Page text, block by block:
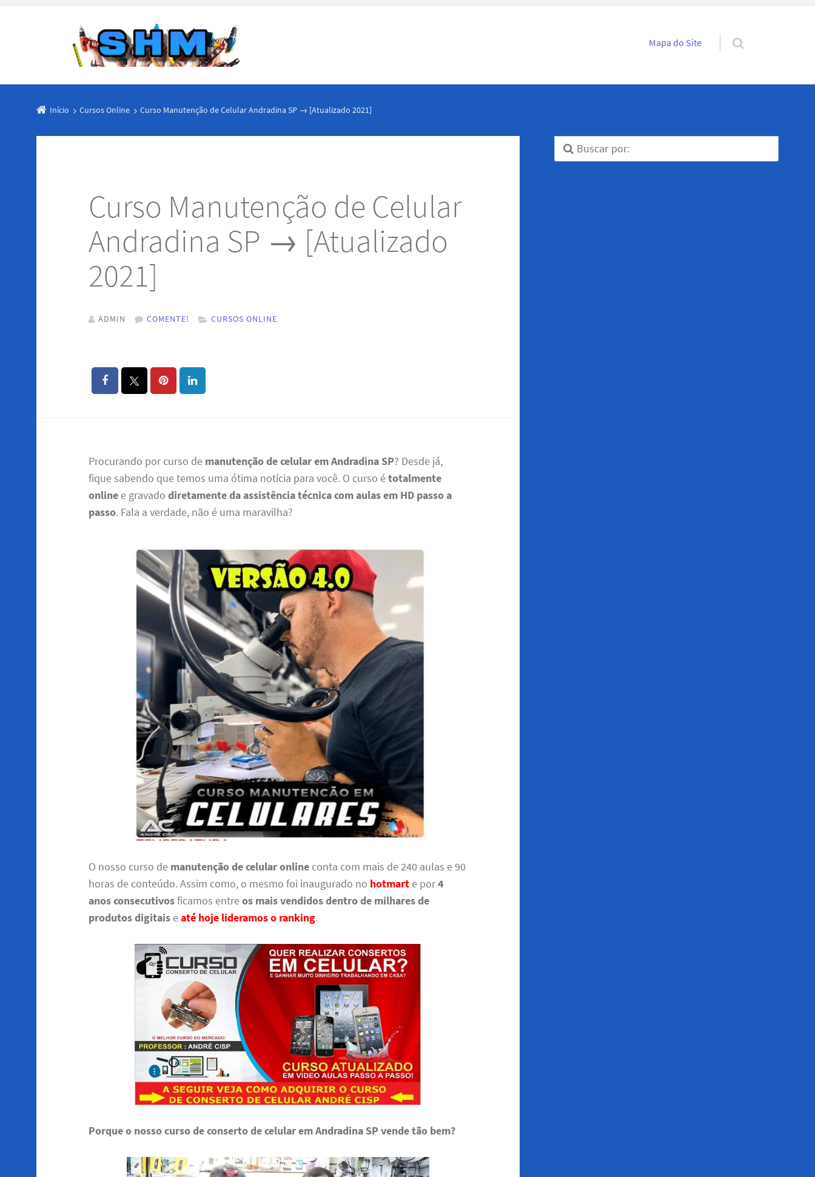
Pular para o conteúdo
Mapa do Site
Início Cursos Online Curso Manutenção de Celular Andradina SP → [Atualizado 2021]
Curso Manutenção de Celular
Andradina SP → [Atualizado
2021]
ADMIN COMENTE! CURSOS ONLINE
Procurando por curso de manutenção de celular em Andradina SP? Desde já,
fique sabendo que temos uma ótima notícia para você. O curso étotalmente
online e gravadodiretamente da assistência técnica com aulas em HD passo a
passo. Fala a verdade, não é uma maravilha?
O nosso curso de manutenção de celular online conta com mais de 240 aulas e 90
horas de conteúdo. Assim como, o mesmo foi inaugurado no hotmart e por4
anos consecutivosficamos entreos mais vendidos dentro de milhares de
produtos digitais eaté hoje lideramos o ranking.
Porque o nosso curso de conserto de celular em Andradina SP vende tão bem?